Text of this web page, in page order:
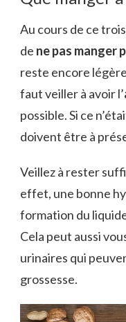
Au cours de ce
de ne pas manger
reste encore
faut veiller à avoir l’
possible. Si ce
doivent être à
Veillez à rester
effet, une bonne
formation du
Cela peut aussi
urinaires qui
grossesse.